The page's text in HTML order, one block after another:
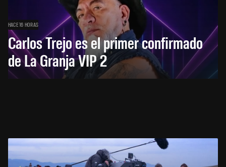
HACE 16 HORAS
Carlos Trejo es el primer confirmado
de La Granja VIP 2